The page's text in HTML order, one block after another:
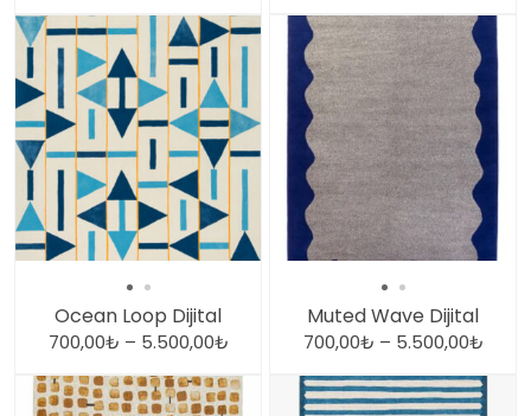
Ocean Loop Dijital
700,00₺ – 5.500,00₺
Muted Wave Dijital
700,00₺ – 5.500,00₺